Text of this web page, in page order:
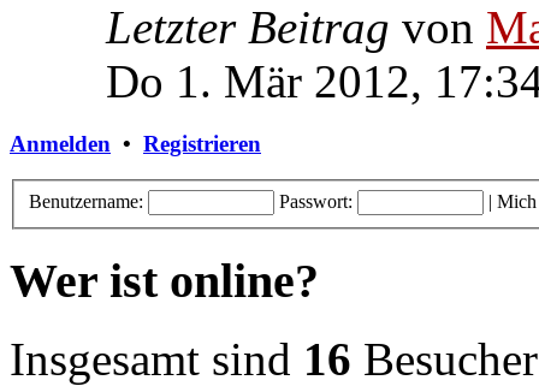
Letzter Beitrag von
Do 1. Mär 2012,
Anmelden • Registrieren
Benutzername: Passwort: | Mich
Wer ist online?
Insgesamt sind 16